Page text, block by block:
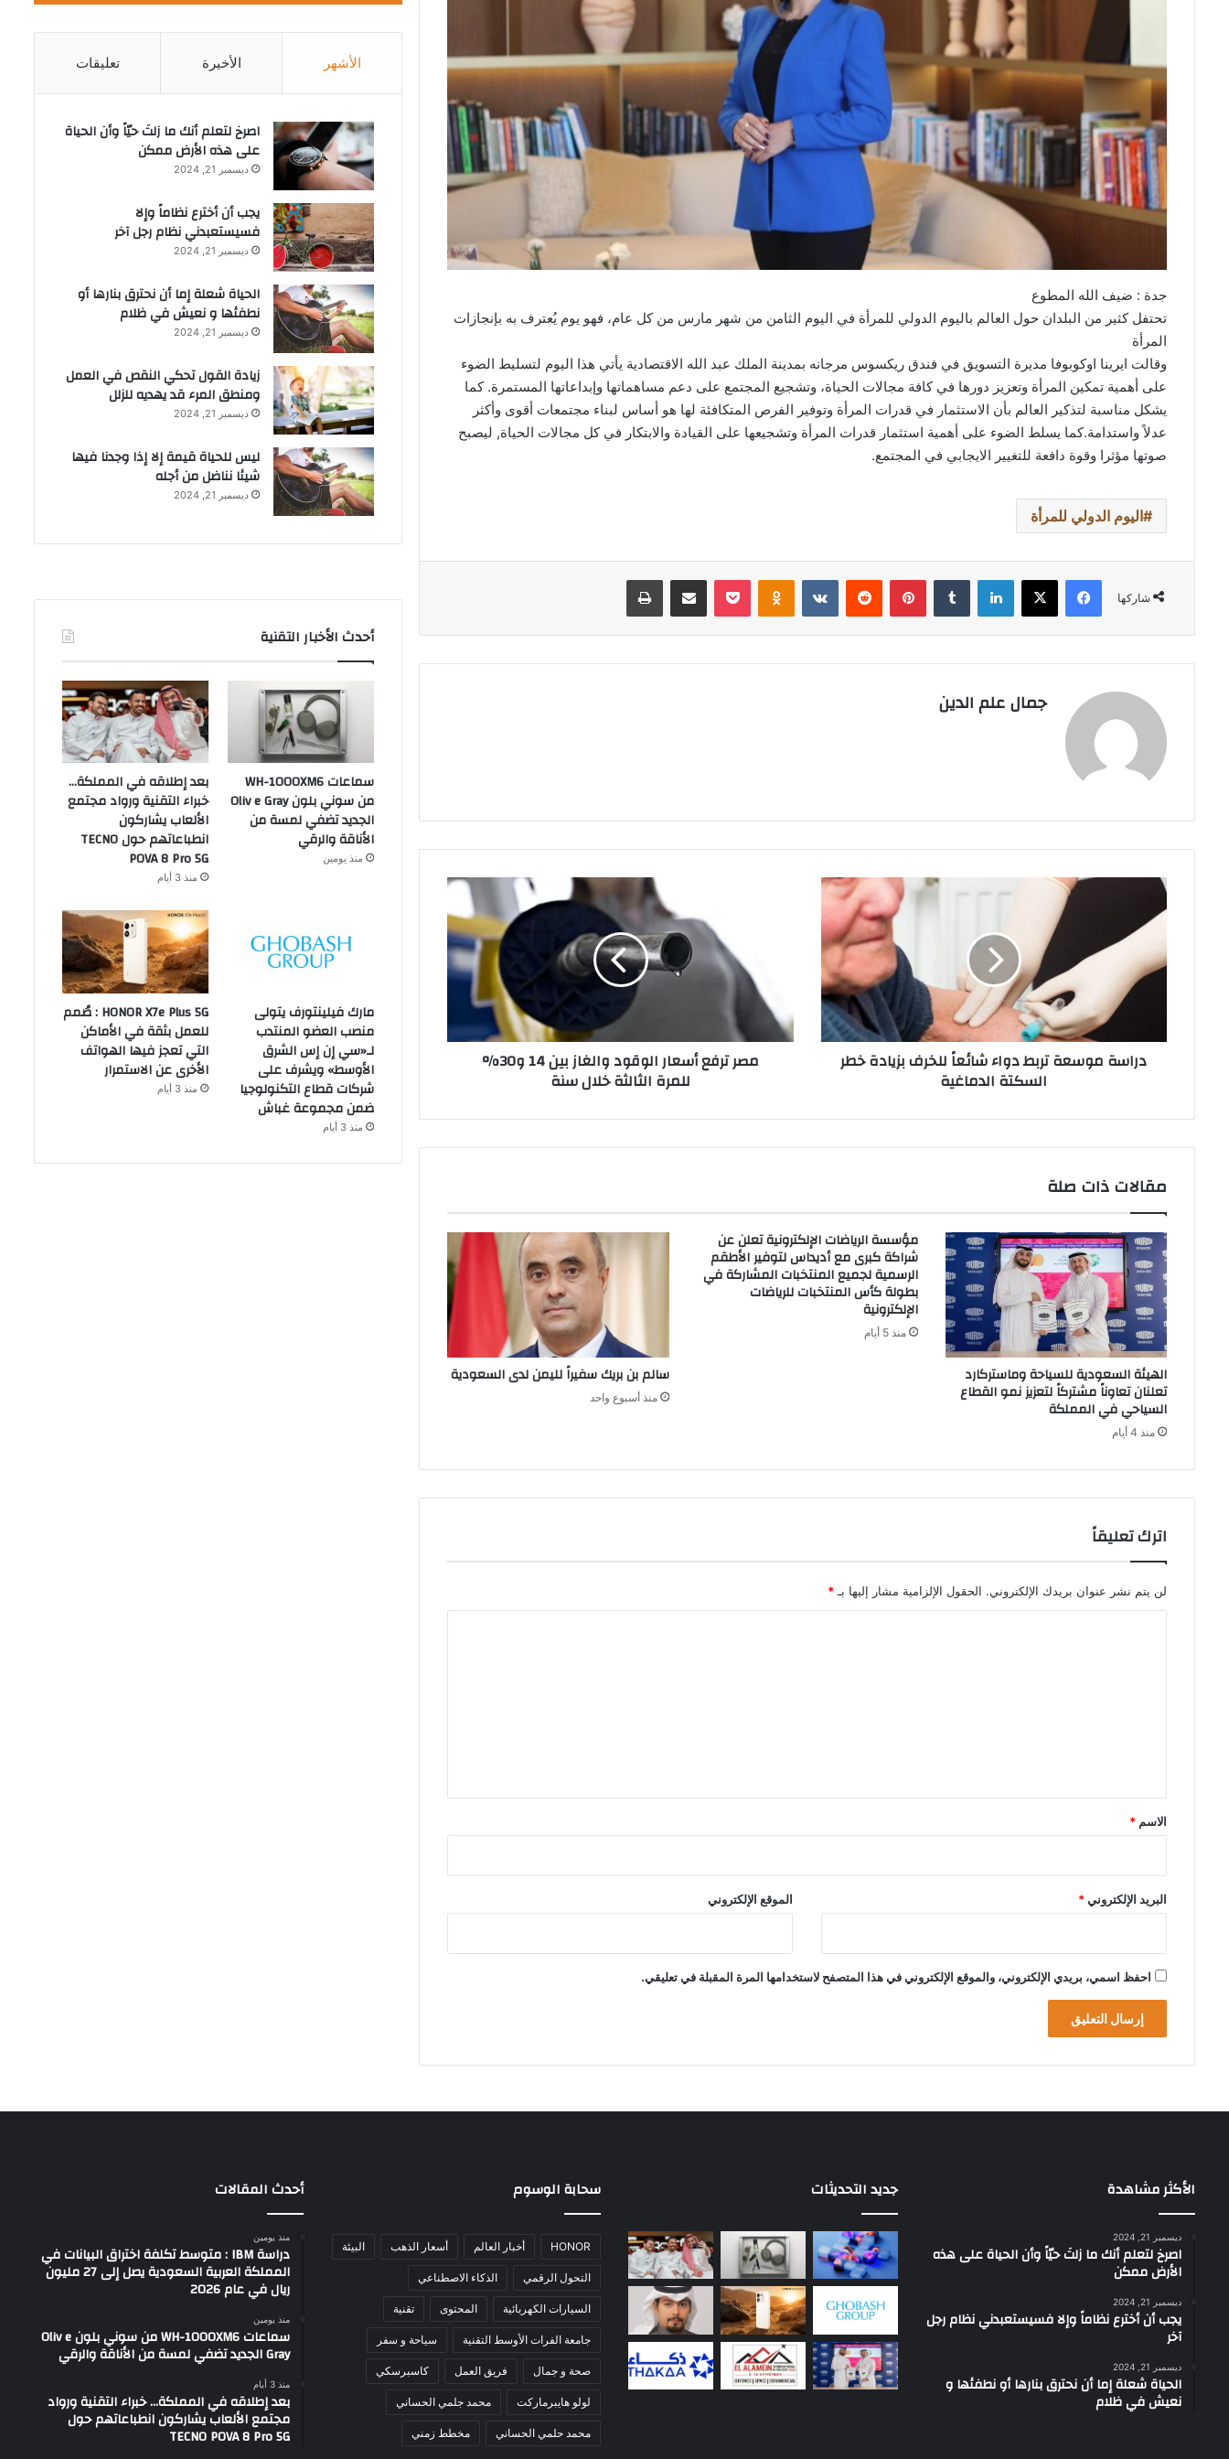
جدة : ضيف الله المطوع
تحتفل كثير من البلدان حول العالم باليوم الدولي للمرأة في اليوم الثامن من شهر مارس من كل عام، فهو يوم يُعترف به بإنجازات
المرأة
وقالت ايرينا اوكوبوفا مديرة التسويق في فندق ريكسوس مرجانه بمدينة الملك عبد الله الاقتصادية يأتي هذا اليوم لتسليط الضوء
على أهمية تمكين المرأة وتعزيز دورها في كافة مجالات الحياة، وتشجيع المجتمع على دعم مساهماتها وإبداعاتها المستمرة. كما
يشكل مناسبة لتذكير العالم بأن الاستثمار في قدرات المرأة وتوفير الفرص المتكافئة لها هو أساس لبناء مجتمعات أقوى وأكثر
عدلاً واستدامة.كما يسلط الضوء على أهمية استثمار قدرات المرأة وتشجيعها على القيادة والابتكار في كل مجالات الحياة, ليصبح
صوتها مؤثرا وقوة دافعة للتغيير الايجابي في المجتمع.
اليوم الدولي للمرأة
شاركها
فيسبوك ‫X لينكدإن بينتيريست Odnoklassniki
‫Pocket مشاركة عبر البريد طباعة
جمال علم الدين
دراسة
تربط
شائعاً
للخرف
السكتة
الدماغية
دراسة موسعة تربط دواء شائعاً للخرف بزيادة خطر
السكتة الدماغية
و30%
للمرة
مصر ترفع أسعار الوقود والغاز بين 14 و30%
للمرة الثالثة خلال سنة
مقالات ذات صلة
الهيئة السعودية للسياحة وماستركارد
تعلنان تعاوناً مشتركاً لتعزيز نمو القطاع
السياحي في المملكة
منذ 4 أيام
مؤسسة الرياضات الإلكترونية تعلن عن
شراكة كبرى مع أديداس لتوفير الأطقم
الرسمية لجميع المنتخبات المشاركة في
بطولة كأس المنتخبات للرياضات
الإلكترونية
منذ 5 أيام
سالم بن بريك سفيراً لليمن لدى السعودية
منذ أسبوع واحد
اترك تعليقاً
لن يتم نشر عنوان بريدك الإلكتروني. الحقول الإلزامية مشار إليها بـ *
*
الاسم *
البريد الإلكتروني* الموقع الإلكتروني
احفظ اسمي، بريدي الإلكتروني، والموقع الإلكتروني في هذا المتصفح لاستخدامها المرة المقبلة في تعليقي.
الأشهر الأخيرة تعليقات
‫اصرخ لتعلم أنك ما زلتَ حيّاً وأن الحياة
على هذه الأرض ممكن
ديسمبر 21, 2024
يجب أن أخترع نظاماً وإلا
فسيستعبدني نظام رجل آخر
ديسمبر 21, 2024
الحياة شعلة إما أن نحترق بنارها أو
نطفئها و نعيش في ظلام
ديسمبر 21, 2024
زيادة القول تحكي النقص في العمل
ومنطق المرء قد يهديه للزلل
ديسمبر 21, 2024
ليس للحياة قيمة إلا إذا وجدنا فيها
شيئا نناضل من أجله
ديسمبر 21, 2024
أحدث الأخبار التقنية
سماعات WH-1000XM6
من سوني بلون Oliv e Gray
الجديد تضفي لمسة من
الأناقة والرقي
منذ يومين
بعد إطلاقه في المملكة…
خبراء التقنية ورواد مجتمع
الألعاب يشاركون
انطباعاتهم حول TECNO
POVA 8 Pro 5G
منذ 3 أيام
مارك فيلينتورف يتولى
منصب العضو المنتدب
لـ«سي إن إس الشرق
الأوسط» ويشرف على
شركات قطاع التكنولوجيا
ضمن مجموعة غباش
منذ 3 أيام
HONOR X7e Plus 5G : صُمم
للعمل بثقة في الأماكن
التي تعجز فيها الهواتف
الأخرى عن الاستمرار
منذ 3 أيام
الأكثر مشاهدة
ديسمبر 21, 2024
‫اصرخ لتعلم أنك ما زلتَ حيّاً وأن الحياة على هذه
الأرض ممكن
ديسمبر 21, 2024
يجب أن أخترع نظاماً وإلا فسيستعبدني نظام رجل
آخر
ديسمبر 21, 2024
الحياة شعلة إما أن نحترق بنارها أو نطفئها و
نعيش في ظلام
جديد التحديثات سحابة الوسوم
HONOR أخبار العالم أسعار الذهب البيئة
التحول الرقمي الذكاء الاصطناعي
السيارات الكهربائية المحتوى تقنية
جامعة الفرات الأوسط التقنية سياحة و سفر
صحة و جمال فريق العمل كاسبرسكي
لولو هايبرماركت محمد جلمي الحساني
محمد حلمي الحساني مخطط زمني
أحدث المقالات
منذ يومين
دراسة IBM : متوسط تكلفة اختراق البيانات في
المملكة العربية السعودية يصل إلى 27 مليون
ريال في عام 2026
منذ يومين
سماعات WH-1000XM6 من سوني بلون Oliv e
Gray الجديد تضفي لمسة من الأناقة والرقي
منذ 3 أيام
بعد إطلاقه في المملكة… خبراء التقنية ورواد
مجتمع الألعاب يشاركون انطباعاتهم حول
TECNO POVA 8 Pro 5G